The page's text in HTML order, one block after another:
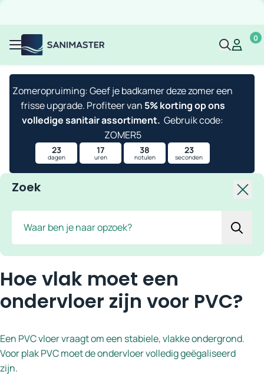
MenuSanimaster MijnMijn
0
Zomeropruiming: Geef je badkamer deze zomer een
frisse upgrade. Profiteer van 5% korting op ons
volledige sanitair assortiment. Gebruik code:
ZOMER5
23
dagen
17
uren
38
notulen
23
seconden
Zoek
Hoe vlak moet een
ondervloer zijn voor PVC?
Een PVC vloer vraagt om een stabiele, vlakke ondergrond.
Voor plak PVC moet de ondervloer volledig geëgaliseerd
zijn.